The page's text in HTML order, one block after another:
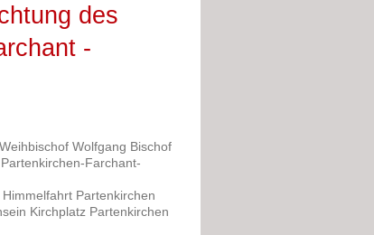
des
-
Wolfgang Bischof
Farchant-
Partenkirchen
Kirchplatz Partenkirchen